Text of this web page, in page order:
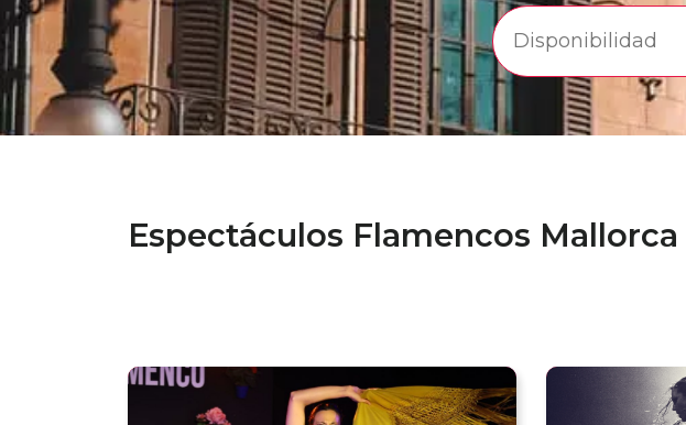
Espectáculos Flamencos Mallorca